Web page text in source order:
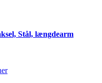
Stål, længdearm